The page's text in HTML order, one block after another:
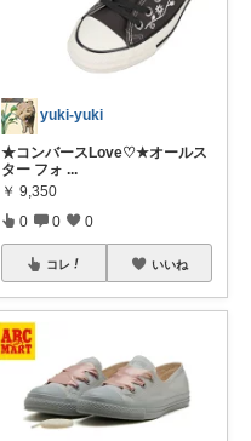
yuki-yuki
★コンバースLove♡★オールス
ター フォ ...
￥ 9,350
0 0 0
コレ いいね